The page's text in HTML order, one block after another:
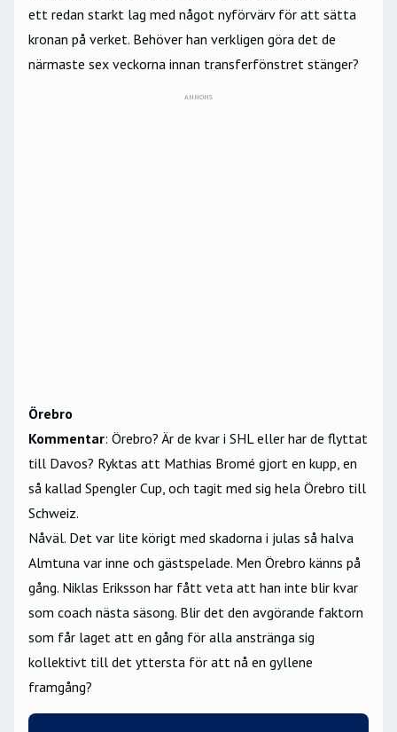
ett redan starkt lag med något nyförvärv för att sätta
kronan på verket. Behöver han verkligen göra det de
närmaste sex veckorna innan transferfönstret stänger?
ANNONS
Örebro
Kommentar: Örebro? Är de kvar i SHL eller har de flyttat
till Davos? Ryktas att Mathias Bromé gjort en kupp, en
så kallad Spengler Cup, och tagit med sig hela Örebro till
Schweiz.
Nåväl. Det var lite körigt med skadorna i julas så halva
Almtuna var inne och gästspelade. Men Örebro känns på
gång. Niklas Eriksson har fått veta att han inte blir kvar
som coach nästa säsong. Blir det den avgörande faktorn
som får laget att en gång för alla anstränga sig
kollektivt till det yttersta för att nå en gyllene
framgång?